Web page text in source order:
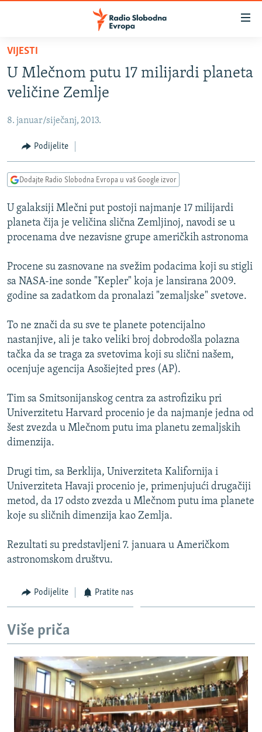
Pređite
glavni
sadržaj
na
navigaciju
Pređite
na
VIJESTI
BOSNA I HERCEGOVINA
KOSOVO
CRNA GORA
VIDEO
FOTOGALERIJE
INFOGRAFIKE
PODCASTI
RAT U UKRAJINI
KINA NA BALKANU
ISPRIČAJ MI
DNEVNO@RSE
VIŠE OD NASLOVA
GENOCID U SREBRENICI
TV LIBERTY
POST SCRIPTUM
MOJA EVROPA
SVE KARTE DEJTONA
NASTANAK I RASPAD JUGOSLAVIJE
PRATITE NAS
Sve RFE/RL stranice
VIJESTI
U Mlečnom putu 17 milijardi planeta
veličine Zemlje
8. januar/siječanj, 2013.
Podijelite
Dodajte Radio Slobodna Evropa u vaš Google izvor
U galaksiji Mlečni put postoji najmanje 17 milijardi
planeta čija je veličina slična Zemljinoj, navodi se u
procenama dve nezavisne grupe američkih astronoma
Procene su zasnovane na svežim podacima koji su stigli
sa NASA-ine sonde "Kepler" koja je lansirana 2009.
godine sa zadatkom da pronalazi "zemaljske" svetove.
To ne znači da su sve te planete potencijalno
nastanjive, ali je tako veliki broj dobrodošla polazna
tačka da se traga za svetovima koji su slični našem,
ocenjuje agencija Asošiejted pres (AP).
Tim sa Smitsonijanskog centra za astrofiziku pri
Univerzitetu Harvard procenio je da najmanje jedna od
šest zvezda u Mlečnom putu ima planetu zemaljskih
dimenzija.
Drugi tim, sa Berklija, Univerziteta Kalifornija i
Univerziteta Havaji procenio je, primenjujući drugačiji
metod, da 17 odsto zvezda u Mlečnom putu ima planete
koje su sličnih dimenzija kao Zemlja.
Rezultati su predstavljeni 7. januara u Američkom
astronomskom društvu.
Podijelite Pratite nas
Više priča